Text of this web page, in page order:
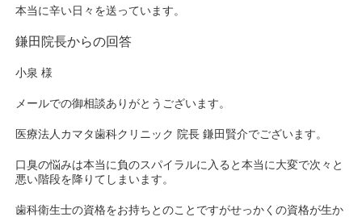
本当に辛い日々を送っています。
鎌田院長からの回答
小泉 様
メールでの御相談ありがとうございます。
医療法人カマタ歯科クリニック 院長 鎌田賢介でございます。
口臭の悩みは本当に負のスパイラルに入ると本当に大変で次々と
悪い階段を降りてしまいます。
歯科衛生士の資格をお持ちとのことですがせっかくの資格が生か